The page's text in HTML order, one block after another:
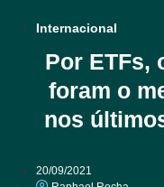
Internacional
Por ETFs,
foram o
nos
20/09/2021